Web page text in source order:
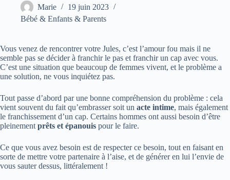
Marie
19 juin 2023
Bébé & Enfants & Parents
Vous venez de rencontrer votre Jules, c’est l’amour fou mais il ne
semble pas se décider à franchir le pas et franchir un cap avec vous.
C’est une situation que beaucoup de femmes vivent, et le problème a
une solution, ne vous inquiétez pas.
Tout passe d’abord par une bonne compréhension du problème : cela
vient souvent du fait qu’embrasser soit un acte intime, mais également
le franchissement d’un cap. Certains hommes ont aussi besoin d’être
pleinement prêts et épanouis pour le faire.
Ce que vous avez besoin est de respecter ce besoin, tout en faisant en
sorte de mettre votre partenaire à l’aise, et de générer en lui l’envie de
vous sauter dessus, littéralement !